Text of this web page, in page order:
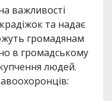
важливості
та надає
громадянам
в громадському
людей.